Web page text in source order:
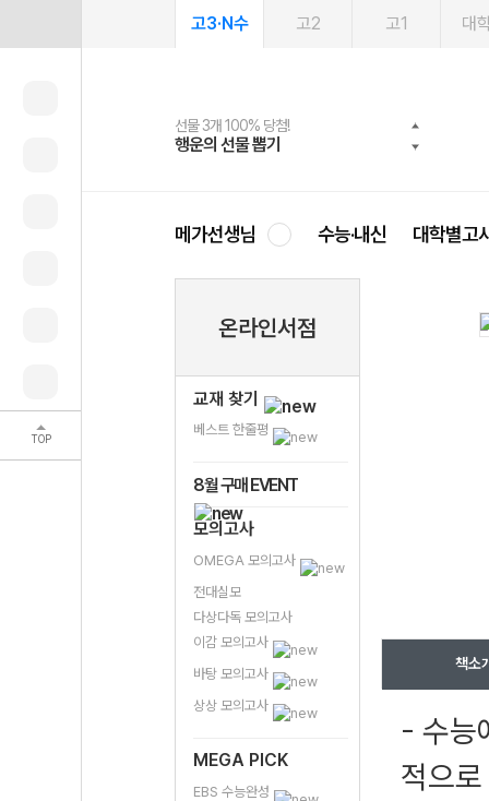
TOP
고3·N수 고2 고1 대
선물 3개 100% 당첨!
행운의 선물 뽑기
선물 100% 증정!
메가스터디 X 올리브
2027 러셀 단과
강사 공개선발
스마트러닝앱
설문 EVENT
메가패스
3일 무료 체험권
메가패스 수강생 무료혜택!
메가클럽 멤버십
사회공헌 캠페인
희망이룸 메가나눔
메가선생님 수능·내신 대학별고
온라인서점
교재 찾기
베스트 한줄평
8월 구매 EVENT
모의고사
OMEGA 모의고사
전대실모
다상다독 모의고사
이감 모의고사
바탕 모의고사
상상 모의고사
MEGA PICK
EBS 수능완성
책소
- 수능
적으